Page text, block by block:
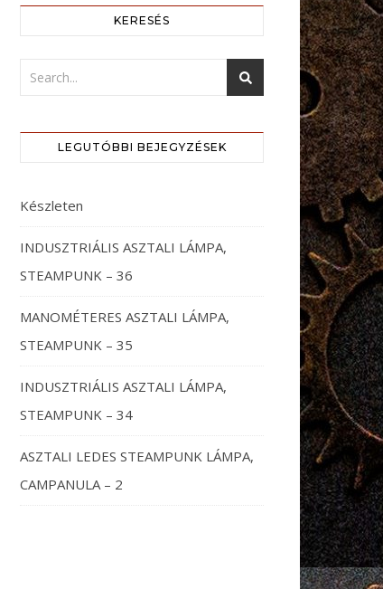
KERESÉS
LEGUTÓBBI BEJEGYZÉSEK
Készleten
INDUSZTRIÁLIS ASZTALI LÁMPA,
STEAMPUNK – 36
MANOMÉTERES ASZTALI LÁMPA,
STEAMPUNK – 35
INDUSZTRIÁLIS ASZTALI LÁMPA,
STEAMPUNK – 34
ASZTALI LEDES STEAMPUNK LÁMPA,
CAMPANULA – 2